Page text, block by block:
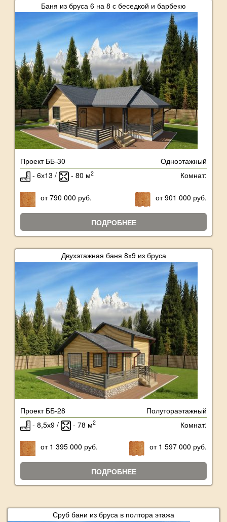
Баня из бруса 6 на 8 с беседкой и барбекю
Проект ББ-30
Одноэтажный
- 6х13 /
- 80 м2 Комнат:
от 790 000 руб. от 901 000 руб.
ПОДРОБНЕЕ
Двухэтажная баня 8х9 из бруса
Проект ББ-28
Полутораэтажный
- 8,5х9 /
- 78 м2 Комнат:
от 1 395 000 руб. от 1 597 000 руб.
ПОДРОБНЕЕ
Сруб бани из бруса в полтора этажа